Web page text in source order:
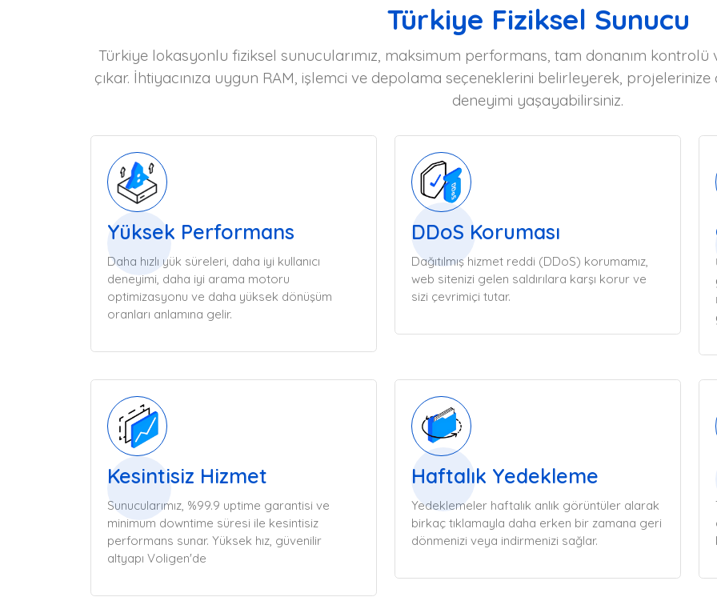
Türkiye Fiziksel Sunucu
Türkiye lokasyonlu fiziksel sunucularımız, maksimum performans, tam donanım
çıkar. İhtiyacınıza uygun RAM, işlemci ve depolama seçeneklerini belirleyerek, projelerinize
deneyimi yaşayabilirsiniz.
Yüksek Performans
Daha hızlı yük süreleri, daha iyi kullanıcı
deneyimi, daha iyi arama motoru
optimizasyonu ve daha yüksek dönüşüm
oranları anlamına gelir.
DDoS Koruması
Dağıtılmış hizmet reddi (DDoS) korumamız,
web sitenizi gelen saldırılara karşı korur ve
sizi çevrimiçi tutar.
Kesintisiz Hizmet
Sunucularımız, %99.9 uptime garantisi ve
minimum downtime süresi ile kesintisiz
performans sunar. Yüksek hız, güvenilir
altyapı Voligen'de
Haftalık Yedekleme
Yedeklemeler haftalık anlık görüntüler alarak
birkaç tıklamayla daha erken bir zamana geri
dönmenizi veya indirmenizi sağlar.